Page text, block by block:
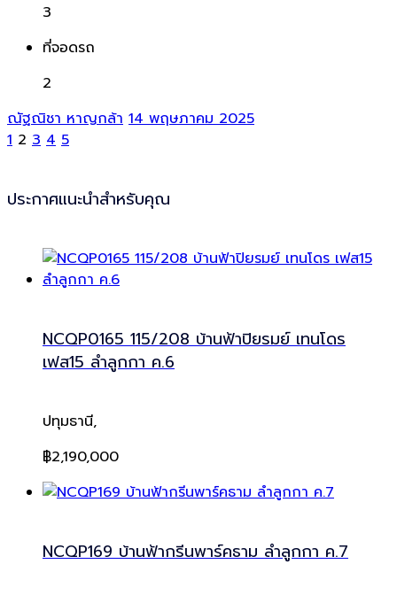
3
ที่จอดรถ
2
ณัฐณิชา หาญกล้า 14 พฤษภาคม 2025
1 2 3 4 5
ประกาศแนะนำสำหรับคุณ
NCQP0165 115/208 บ้านฟ้าปิยรมย์ เทนโดร
เฟส15 ลำลูกกา ค.6
ปทุมธานี,
฿2,190,000
NCQP169 บ้านฟ้ากรีนพาร์คธาม ลำลูกกา ค.7